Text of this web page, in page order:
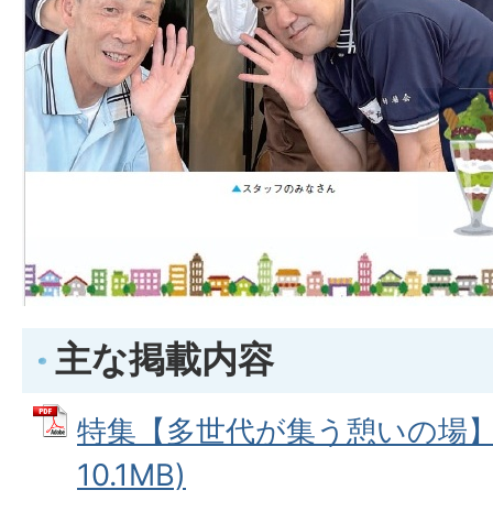
主な掲載内容
特集【多世代が集う憩いの場
10.1MB)